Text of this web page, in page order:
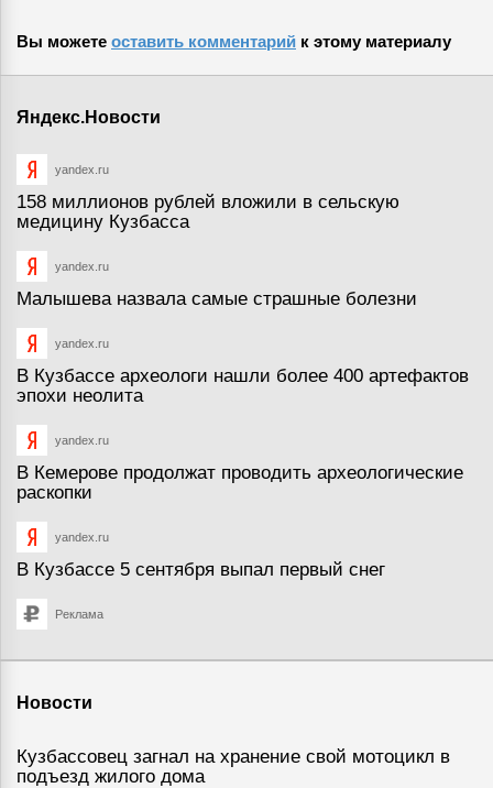
Вы можете оставить комментарий к этому материалу
Яндекс.Новости
yandex.ru
158 миллионов рублей вложили в сельскую
медицину Кузбасса
yandex.ru
Малышева назвала самые страшные болезни
yandex.ru
В Кузбассе археологи нашли более 400 артефактов
эпохи неолита
yandex.ru
В Кемерове продолжат проводить археологические
раскопки
yandex.ru
В Кузбассе 5 сентября выпал первый снег
Реклама
Новости
Кузбассовец загнал на хранение свой мотоцикл в
подъезд жилого дома